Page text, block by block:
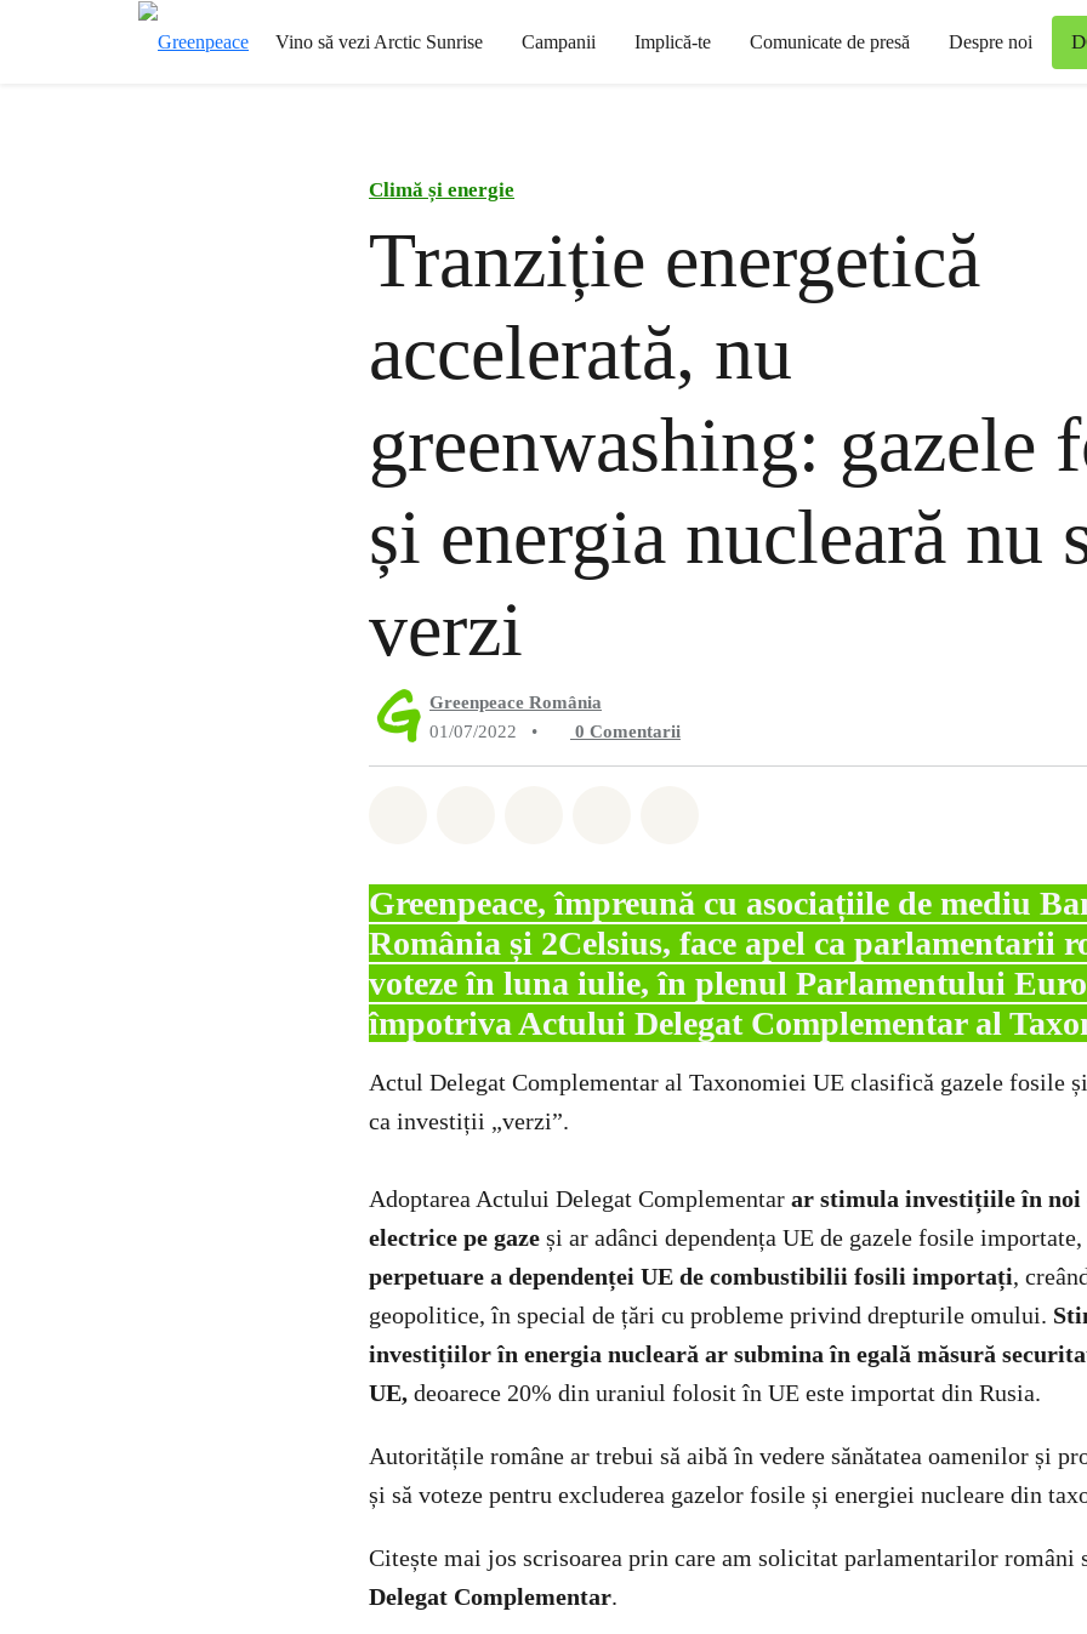
Vino să vezi Arctic Sunrise Campanii Implică-te Comunicate de presă Despre noi
Climă și energie
Tranziție energetică
accelerată, nu
greenwashing: gazele
și energia nucleară nu
verzi
Greenpeace România
01/07/2022
• 0 Comentarii
Greenpeace, împreună cu asociațiile de mediu
România și 2Celsius, face apel ca parlamentarii
voteze în luna iulie, în plenul Parlamentului
împotriva Actului Delegat Complementar al
Actul Delegat Complementar al Taxonomiei UE clasifică gazele fosile
ca investiții „verzi”.
Adoptarea Actului Delegat Complementar ar stimula investițiile în noi
electrice pe gaze și ar adânci dependența UE de gazele fosile importate,
perpetuare a dependenței UE de combustibilii fosili importați,
geopolitice, în special de țări cu probleme privind drepturile omului.
investițiilor în energia nucleară ar submina în egală măsură
UE, deoarece 20% din uraniul folosit în UE este importat din Rusia.
Autoritățile române ar trebui să aibă în vedere sănătatea oamenilor și
și să voteze pentru excluderea gazelor fosile și energiei nucleare din
Citește mai jos scrisoarea prin care am solicitat parlamentarilor români
Delegat Complementar.